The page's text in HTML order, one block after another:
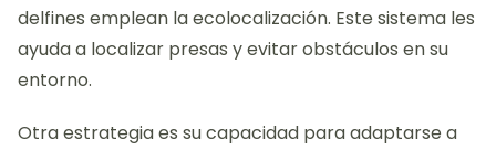
delfines emplean la ecolocalización. Este sistema les
ayuda a localizar presas y evitar obstáculos en su
entorno.
Otra estrategia es su capacidad para adaptarse a